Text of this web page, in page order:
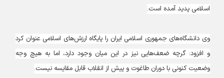
اسلامی پدید آمده است.
وی دانشگاه‌های جمهوری اسلامی ایران را پایگاه ارزش‌های اسلامی عنوان کرد
و افزود:‌ گرچه ضعف‌هایی نیز در این میان وجود دارد، اما به هیچ وجه
وضعیت کنونی با دوران طاغوت و پیش از انقلاب قابل مقایسه نیست.